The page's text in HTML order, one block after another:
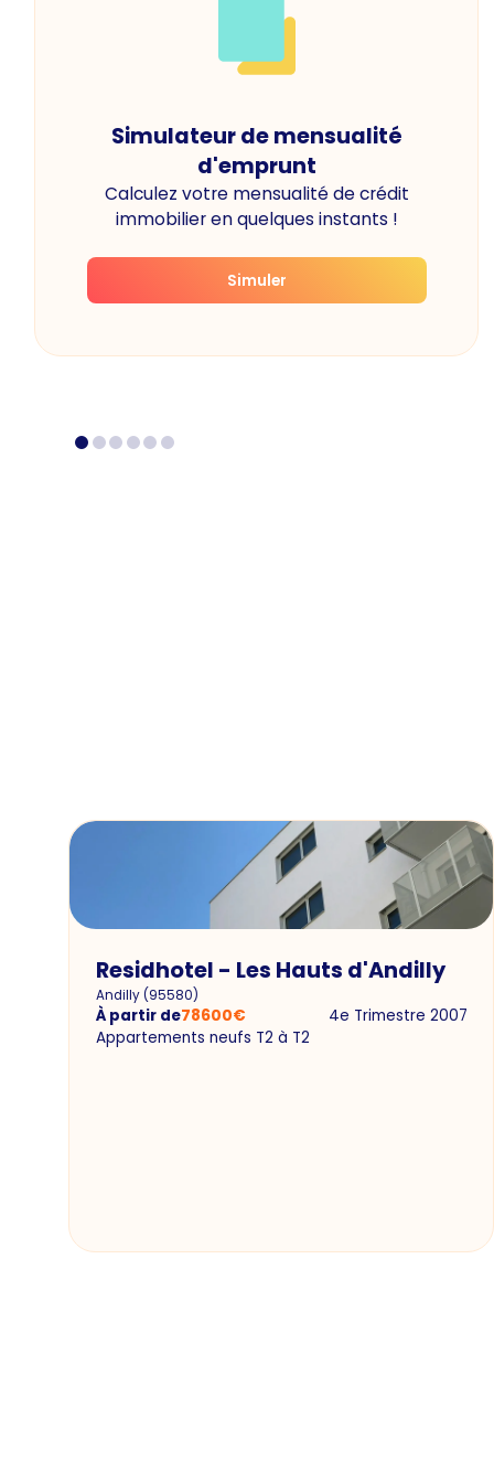
Simulateur de mensualité
d'emprunt
Calculez votre mensualité de crédit
immobilier en quelques instants !
Simuler
Residhotel - Les Hauts d'Andilly
Andilly (95580)
À partir de78600€
4e Trimestre 2007
Appartements neufs T2 à T2